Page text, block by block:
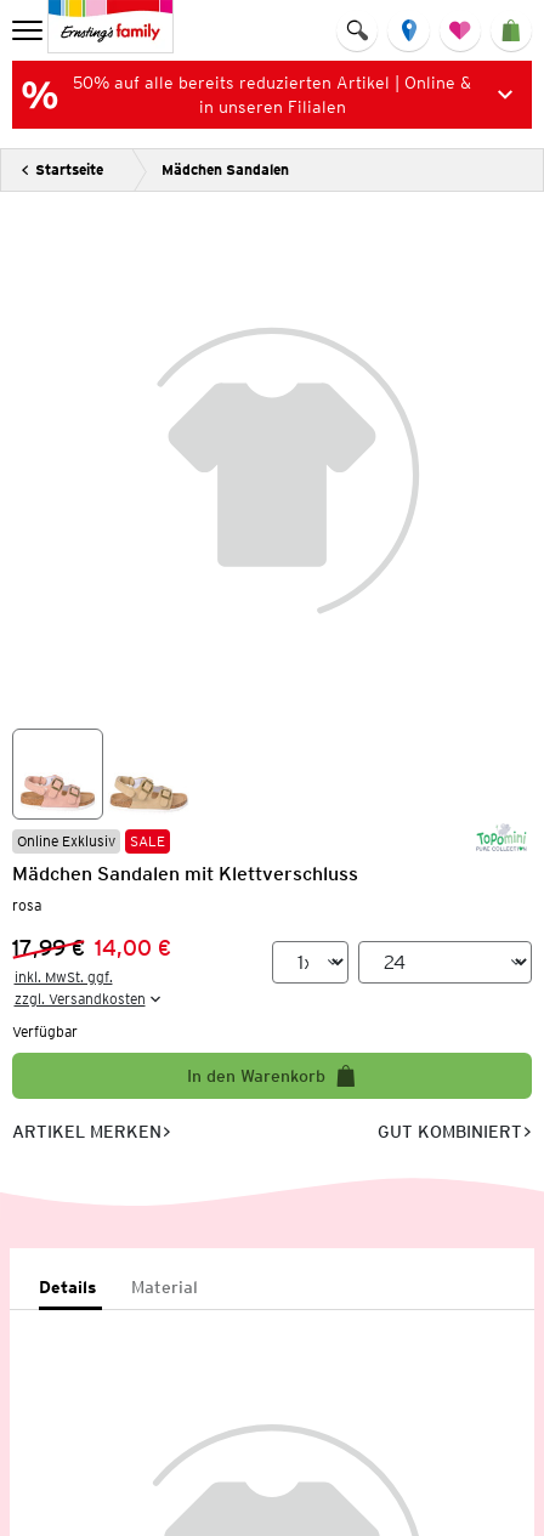
50% auf alle bereits reduzierten Artikel | Online &
in unseren Filialen
Startseite Mädchen Sandalen
Online Exklusiv SALE
Mädchen Sandalen mit Klettverschluss
rosa
Vorheriger Preis:
17,99 €
Neuer Preis:
14,00 €
inkl. MwSt. ggf.
zzgl. Versandkosten
Verfügbar
In den Warenkorb
ARTIKEL MERKEN GUT KOMBINIERT
Details Material